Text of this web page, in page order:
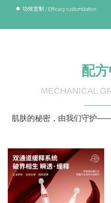
配
MECHANICAL
肌肤的秘密，由我们守护